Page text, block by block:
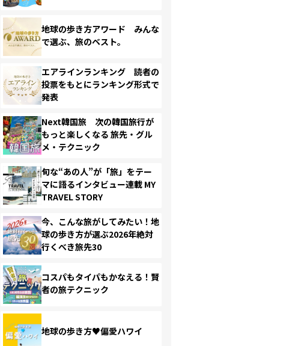
地球の歩き方アワード みんな
で選ぶ、旅のベスト。
エアラインランキング 読者の
投票をもとにランキング形式で
発表
Next韓国旅 次の韓国旅行が
もっと楽しくなる 旅先・グル
メ・テクニック
旬な“あの人”が「旅」をテー
マに語るインタビュー連載 MY
TRAVEL STORY
今、こんな旅がしてみたい！地
球の歩き方が選ぶ2026年絶対
行くべき旅先30
コスパもタイパもかなえる！賢
者の旅テクニック
地球の歩き方♥偏愛ハワイ